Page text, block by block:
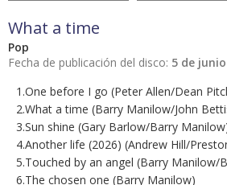
What a time
Pop
Fecha de publicación del disco: 5 de
1.One before I go (Peter Allen/Dean
2.What a time (Barry Manilow/John
3.Sun shine (Gary Barlow/Barry
4.Another life (2026) (Andrew Hill/
5.Touched by an angel (Barry Manilow/
6.The chosen one (Barry Manilow)